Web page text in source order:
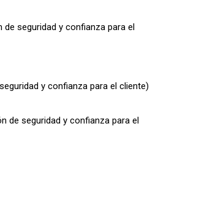
seguridad y confianza para el
y confianza para el cliente)
de seguridad y confianza para el